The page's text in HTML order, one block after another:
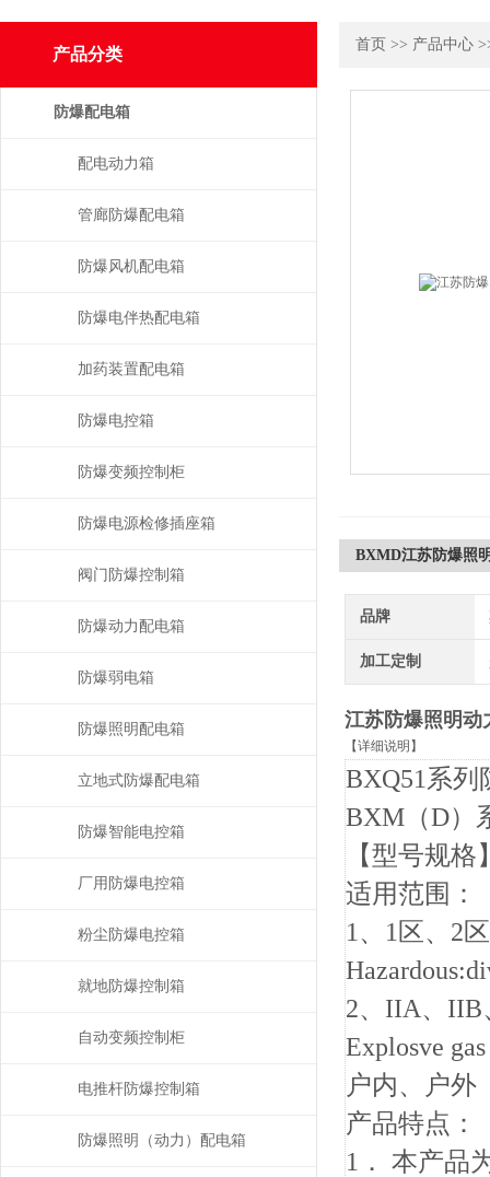
首页 >> 产品中心
BXMD江苏防爆照
品牌
加工定制
江苏防爆照明动
【详细说明】
BXQ51系列
BXM（D）
【型号规
适用范围：
1、1区、2
2、IIA、IIB
Explosve
户内、户外
产品特点：
1． 本产品
产品分类
防爆配电箱
配电动力箱
管廊防爆配电箱
防爆风机配电箱
防爆电伴热配电箱
加药装置配电箱
防爆电控箱
防爆变频控制柜
防爆电源检修插座箱
阀门防爆控制箱
防爆动力配电箱
防爆弱电箱
防爆照明配电箱
立地式防爆配电箱
防爆智能电控箱
厂用防爆电控箱
粉尘防爆电控箱
就地防爆控制箱
自动变频控制柜
电推杆防爆控制箱
防爆照明（动力）配电箱